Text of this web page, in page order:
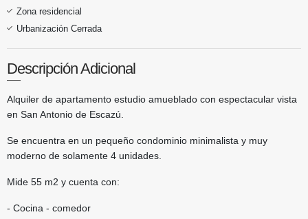
Zona residencial
Urbanización Cerrada
Descripción Adicional
Alquiler de apartamento estudio amueblado con espectacular vista
en San Antonio de Escazú.
Se encuentra en un pequeño condominio minimalista y muy
moderno de solamente 4 unidades.
Mide 55 m2 y cuenta con:
- Cocina - comedor